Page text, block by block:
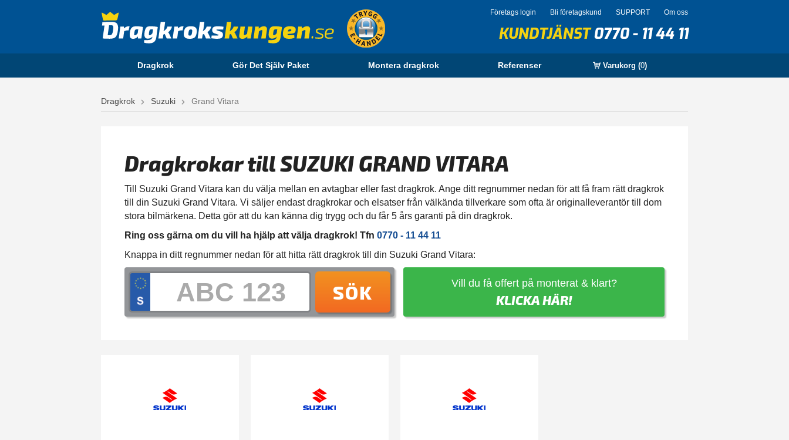
Företags login Bli företagskund SUPPORT Om oss
KUNDTJÄNST0770 - 11 44 11
Dragkrok Gör Det Själv Paket Montera dragkrok Referenser Varukorg (0)
Dragkrok Suzuki Grand Vitara
Dragkrokar till SUZUKI GRAND VITARA
Till Suzuki Grand Vitara kan du välja mellan en avtagbar eller fast dragkrok. Ange ditt regnummer nedan för att få fram rätt dragkrok
till din Suzuki Grand Vitara. Vi säljer endast dragkrokar och elsatser från välkända tillverkare som ofta är originalleverantör till dom
stora bilmärkena. Detta gör att du kan känna dig trygg och du får 5 års garanti på din dragkrok.
Ring oss gärna om du vill ha hjälp att välja dragkrok! Tfn 0770 - 11 44 11
Knappa in ditt regnummer nedan för att hitta rätt dragkrok till din Suzuki Grand Vitara:
SÖK Vill du få offert på monterat & klart?
KLICKA HÄR!